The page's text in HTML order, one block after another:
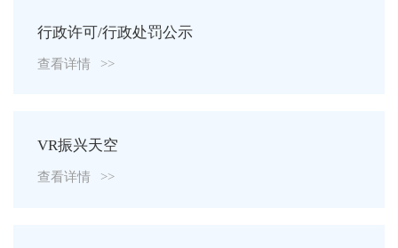
行政许可/行政处罚公示
查看详情 >>
VR振兴天空
查看详情 >>